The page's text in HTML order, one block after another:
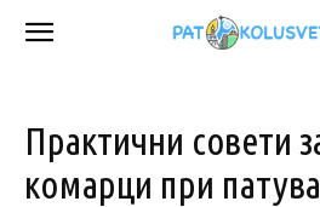
Практични совети
комарци при